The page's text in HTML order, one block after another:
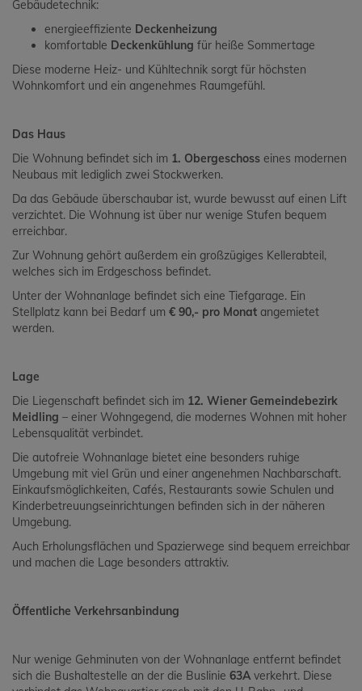
Gebäudetechnik:
energieeffiziente Deckenheizung
komfortable Deckenkühlung für heiße Sommertage
Diese moderne Heiz- und Kühltechnik sorgt für höchsten
Wohnkomfort und ein angenehmes Raumgefühl.
Das Haus
Die Wohnung befindet sich im 1. Obergeschoss eines modernen
Neubaus mit lediglich zwei Stockwerken.
Da das Gebäude überschaubar ist, wurde bewusst auf einen Lift
verzichtet. Die Wohnung ist über nur wenige Stufen bequem
erreichbar.
Zur Wohnung gehört außerdem ein großzügiges Kellerabteil,
welches sich im Erdgeschoss befindet.
Unter der Wohnanlage befindet sich eine Tiefgarage. Ein
Stellplatz kann bei Bedarf um € 90,- pro Monat angemietet
werden.
Lage
Die Liegenschaft befindet sich im 12. Wiener Gemeindebezirk
Meidling – einer Wohngegend, die modernes Wohnen mit hoher
Lebensqualität verbindet.
Die autofreie Wohnanlage bietet eine besonders ruhige
Umgebung mit viel Grün und einer angenehmen Nachbarschaft.
Einkaufsmöglichkeiten, Cafés, Restaurants sowie Schulen und
Kinderbetreuungseinrichtungen befinden sich in der näheren
Umgebung.
Auch Erholungsflächen und Spazierwege sind bequem erreichbar
und machen die Lage besonders attraktiv.
Öffentliche Verkehrsanbindung
Nur wenige Gehminuten von der Wohnanlage entfernt befindet
sich die Bushaltestelle an der die Buslinie 63Averkehrt. Diese